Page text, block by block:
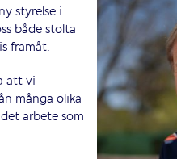
styrelse i
både stolta
framåt.
att vi
många olika
arbete som